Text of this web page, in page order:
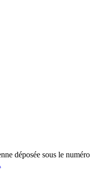
déposée sous le numéro